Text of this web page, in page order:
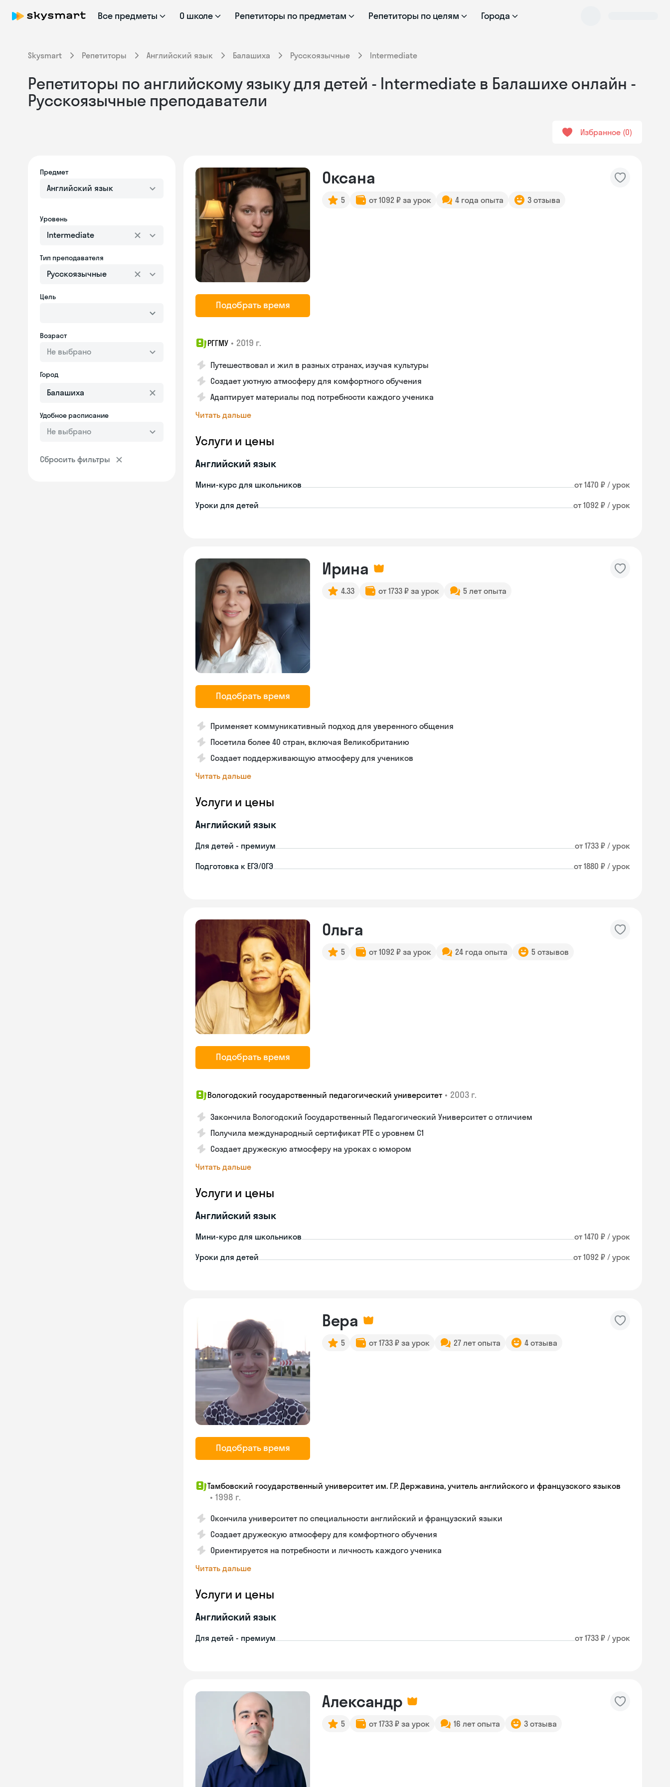
Все предметы О школе Репетиторы по предметам Репетиторы по целям Города
Skysmart Репетиторы Английский язык Балашиха Русскоязычные Intermediate
Репетиторы по английскому языку для детей - Intermediate в Балашихе онлайн -
Русскоязычные преподаватели
Избранное 0
Предмет
Английский язык
Уровень
Intermediate
Тип преподавателя
Русскоязычные
Цель
Возраст
Не выбрано
Город
Удобное расписание
Не выбрано
Сбросить фильтры
Подобрать время
Оксана
5 от 1092 ₽ за урок 4 года опыта 3 отзыва
РГГМУ • 2019 г.
Путешествовал и жил в разных странах, изучая культуры
Создает уютную атмосферу для комфортного обучения
Адаптирует материалы под потребности каждого ученика
Читать дальше
Услуги и цены
Английский язык
Мини-курс для школьников от 1470 ₽ / урок
Уроки для детей от 1092 ₽ / урок
Подобрать время
Ирина
4.33 от 1733 ₽ за урок 5 лет опыта
Применяет коммуникативный подход для уверенного общения
Посетила более 40 стран, включая Великобританию
Создает поддерживающую атмосферу для учеников
Читать дальше
Услуги и цены
Английский язык
Для детей - премиум от 1733 ₽ / урок
Подготовка к ЕГЭ/ОГЭ от 1880 ₽ / урок
Подобрать время
Ольга
5 от 1092 ₽ за урок 24 года опыта 5 отзывов
Вологодский государственный педагогический университет • 2003 г.
Закончила Вологодский Государственный Педагогический Университет с отличием
Получила международный сертификат PTE с уровнем C1
Создает дружескую атмосферу на уроках с юмором
Читать дальше
Услуги и цены
Английский язык
Мини-курс для школьников от 1470 ₽ / урок
Уроки для детей от 1092 ₽ / урок
Подобрать время
Вера
5 от 1733 ₽ за урок 27 лет опыта 4 отзыва
Тамбовский государственный университет им. Г.Р. Державина, учитель английского и французского языков
• 1998 г.
Окончила университет по специальности английский и французский языки
Создает дружескую атмосферу для комфортного обучения
Ориентируется на потребности и личность каждого ученика
Читать дальше
Услуги и цены
Английский язык
Для детей - премиум от 1733 ₽ / урок
Александр
5 от 1733 ₽ за урок 16 лет опыта 3 отзыва